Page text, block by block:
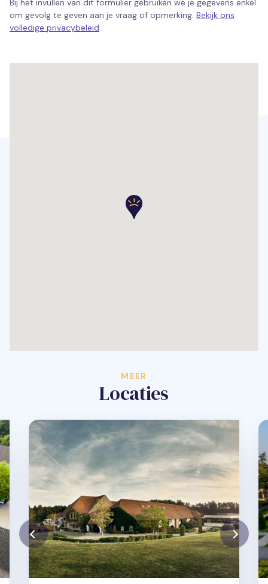
Bij het invullen van dit formulier gebruiken we je gegevens enkel
om gevolg te geven aan je vraag of opmerking. Bekijk ons
volledige privacybeleid.
MEER
Locaties